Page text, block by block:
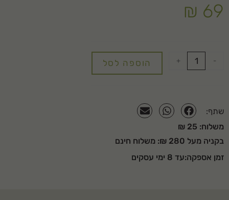
₪ 69
-
+ הוספה לסל
שתף:
משלוח: 25 ₪
בקניה מעל 280 ₪: משלוח חינם
זמן אספקה:עד 8 ימי עסקים